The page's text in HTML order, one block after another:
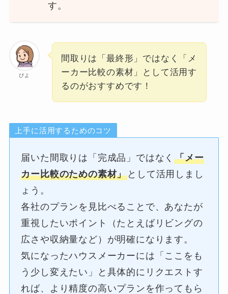
す。
ぴよ
間取りは「最終形」ではなく「メ
ーカー比較の素材」として活用す
るのがおすすめです！
上手に活用するためのコツ
届いた間取りは「完成品」ではなく「メー
カー比較のための素材」 として活用しまし
ょう。
各社のプランを見比べることで、あなたが
重視したいポイント（たとえばリビングの
広さや収納量など）が明確になります。
気になったハウスメーカーには「ここをも
う少し変えたい」と具体的にリクエストす
れば、より精度の高いプランを作ってもら